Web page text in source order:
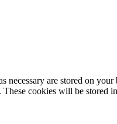
are stored on your
These cookies will be stored